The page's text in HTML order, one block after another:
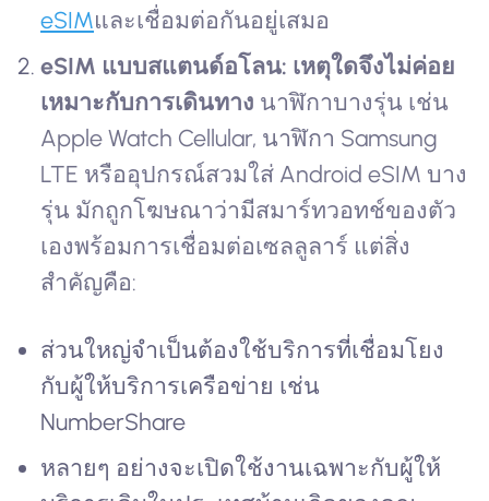
eSIMและเชื่อมต่อกันอยู่เสมอ
eSIM แบบสแตนด์อโลน: เหตุใดจึงไม่ค่อย
เหมาะกับการเดินทาง นาฬิกาบางรุ่น เช่น
Apple Watch Cellular, นาฬิกา Samsung
LTE หรืออุปกรณ์สวมใส่ Android eSIM บาง
รุ่น มักถูกโฆษณาว่ามีสมาร์ทวอทช์ของตัว
เองพร้อมการเชื่อมต่อเซลลูลาร์ แต่สิ่ง
สำคัญคือ:
ส่วนใหญ่จำเป็นต้องใช้บริการที่เชื่อมโยง
กับผู้ให้บริการเครือข่าย เช่น
NumberShare
หลายๆ อย่างจะเปิดใช้งานเฉพาะกับผู้ให้